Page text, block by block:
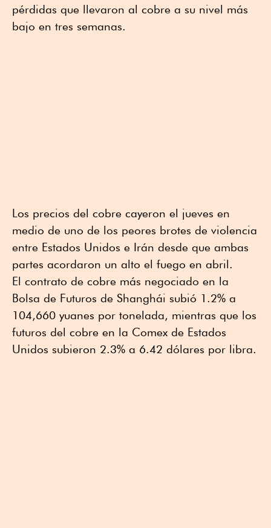
pérdidas que llevaron al cobre a su nivel más
bajo en tres semanas.
Los precios del cobre cayeron el jueves en
medio de uno de los peores brotes de violencia
entre Estados Unidos e Irán desde que ambas
partes acordaron un alto el fuego en abril.
El contrato de cobre más negociado en la
Bolsa de Futuros de Shanghái subió 1.2% a
104,660 yuanes por tonelada, mientras que los
futuros del cobre en la Comex de Estados
Unidos subieron 2.3% a 6.42 dólares por libra.